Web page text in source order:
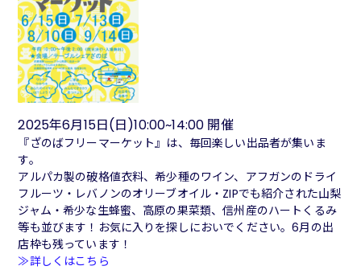
2025年6月15日(日)10:00~14:00 開催
『ざのばフリーマーケット』は、毎回楽しい出品者が集いま
す。
アルパカ製の破格値衣料、希少種のワイン、アフガンのドライ
フルーツ・レバノンのオリーブオイル・ZIPでも紹介された山梨
ジャム・希少な生蜂蜜、高原の果菜類、信州産のハートくるみ
等も並びます！お気に入りを探しにおいでください。6月の出
店枠も残っています！
≫詳しくはこちら